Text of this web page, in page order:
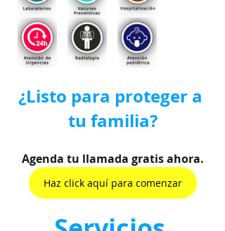
¿Listo para proteger a
tu familia?
Agenda tu llamada gratis ahora.
Haz click aquí para comenzar